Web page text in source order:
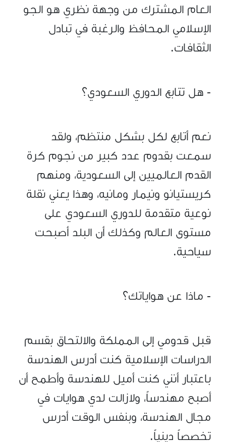
العام المشترك من وجهة نظري هو الجو
الإسلامي المحافظ والرغبة في تبادل
الثقافات.
- هل تتابع الدوري السعودي؟
نعم أتابع لكل بشكل منتظم، ولقد
سمعت بقدوم عدد كبير من نجوم كرة
القدم العالميين إلى السعودية، ومنهم
كريستيانو ونيمار ومانيه، وهذا يعني نقلة
نوعية متقدمة للدوري السعودي على
مستوى العالم وكذلك أن البلد أصبحت
سياحية.
- ماذا عن هواياتك؟
قبل قدومي إلى المملكة والالتحاق بقسم
الدراسات الإسلامية كنت أدرس الهندسة
باعتبار أنني كنت أميل للهندسة وأطمح أن
أصبح مهندساً، ولازالت لدي هوايات في
مجال الهندسة، وبنفس الوقت أدرس
تخصصاً دينياً.